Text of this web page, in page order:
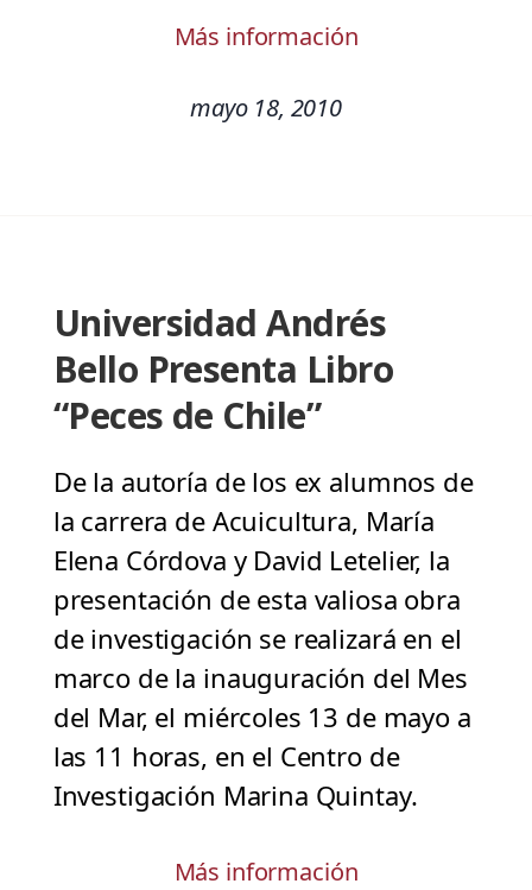
Más información
mayo 18, 2010
Universidad Andrés
Bello Presenta Libro
“Peces de Chile”
De la autoría de los ex alumnos de
la carrera de Acuicultura, María
Elena Córdova y David Letelier, la
presentación de esta valiosa obra
de investigación se realizará en el
marco de la inauguración del Mes
del Mar, el miércoles 13 de mayo a
las 11 horas, en el Centro de
Investigación Marina Quintay.
Más información